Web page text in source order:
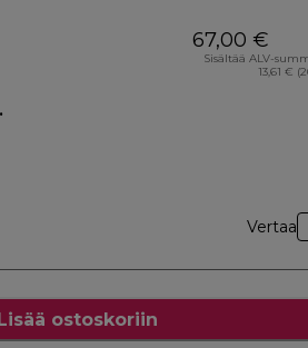
67,00 €
Sisältää ALV-
13,61 €
Vertaa
ostoskoriin